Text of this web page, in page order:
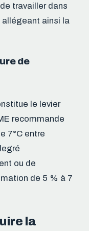
travailler dans
ainsi la
de
le levier
recommande
7°C entre
ou de
de 5 % à 7
la